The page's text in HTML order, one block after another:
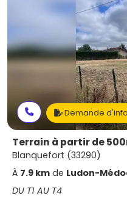
Demande
Terrain à partir de
Blanquefort (33290)
À 7.9 km de Ludon-
DU T1 AU T4